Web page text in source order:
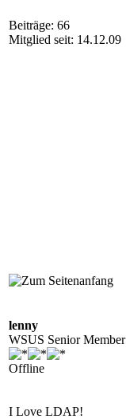
Beiträge: 66
Mitglied seit: 14.12.09
lenny
WSUS Senior Member
Offline
I Love LDAP!